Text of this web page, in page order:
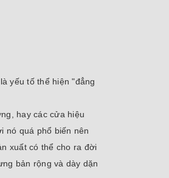
yếu tố thể hiện "đẳng
hay các cửa hiệu
nó quá phổ biến nên
xuất có thể cho ra đời
bản rộng và dày dặn